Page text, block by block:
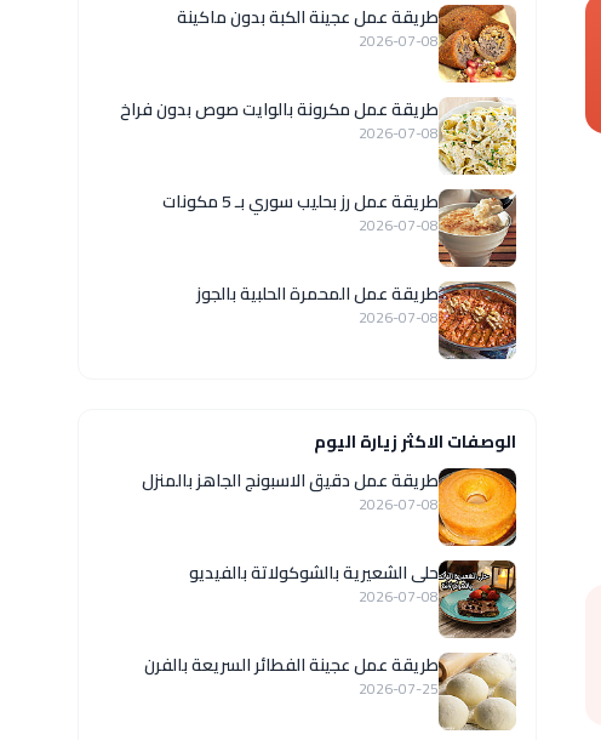
طريقة عمل عجينة الكبة بدون ماكينة
2026-07-08
طريقة عمل مكرونة بالوايت صوص بدون فراخ
2026-07-08
طريقة عمل رز بحليب سوري بـ 5 مكونات
2026-07-08
طريقة عمل المحمرة الحلبية بالجوز
2026-07-08
الوصفات الاكثر زيارة اليوم
طريقة عمل دقيق الاسبونج الجاهز بالمنزل
2026-07-08
حلى الشعيرية بالشوكولاتة بالفيديو
2026-07-08
طريقة عمل عجينة الفطائر السريعة بالفرن
2026-07-25